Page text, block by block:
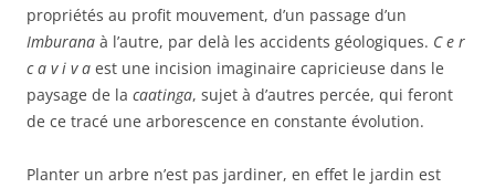
propriétés au profit mouvement, d’un passage d’un
Imburana à l’autre, par delà les accidents géologiques. C e r
c a v i v a est une incision imaginaire capricieuse dans le
paysage de la caatinga, sujet à d’autres percée, qui feront
de ce tracé une arborescence en constante évolution.
Planter un arbre n’est pas jardiner, en effet le jardin est